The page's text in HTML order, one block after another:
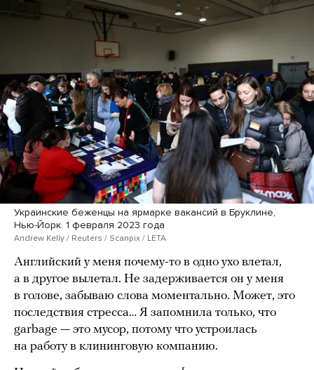
Украинские беженцы на ярмарке вакансий в Бруклине,
Нью-Йорк. 1 февраля 2023 года
Andrew Kelly / Reuters / Scanpix / LETA
Английский у меня почему-то в одно ухо влетал,
а в другое вылетал. Не задерживается он у меня
в голове, забываю слова моментально. Может, это
последствия стресса… Я запомнила только, что
garbage — это мусор, потому что устроилась
на работу в клининговую компанию.